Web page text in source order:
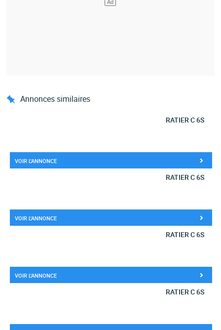
Annonces similaires
RATIER C 6S
VOIR L'ANNONCE
RATIER C 6S
VOIR L'ANNONCE
RATIER C 6S
VOIR L'ANNONCE
RATIER C 6S